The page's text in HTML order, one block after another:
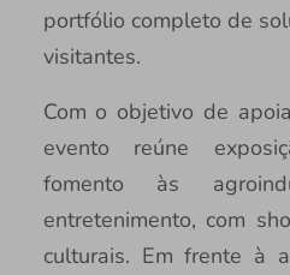
portfólio completo de
visitantes.
Com o objetivo de
evento reúne
fomento às
entretenimento, com
culturais. Em frente à